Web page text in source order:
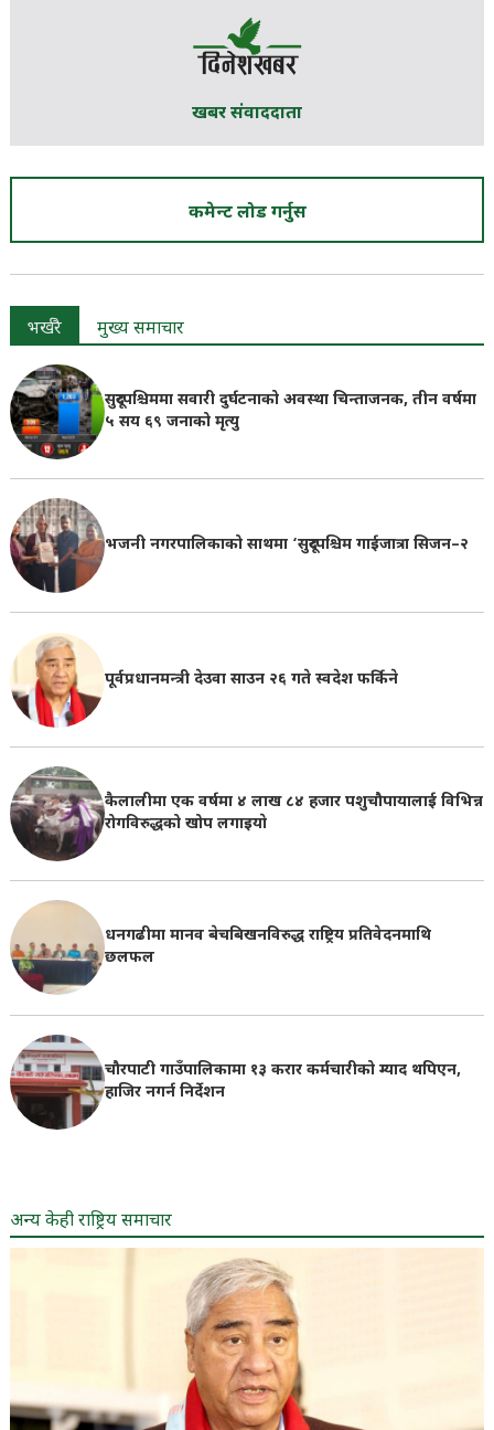
खबर संवाददाता
कमेन्ट लोड गर्नुस
भर्खरै मुख्य समाचार
सुदूरपश्चिममा सवारी दुर्घटनाको अवस्था चिन्ताजनक, तीन वर्षमा
५ सय ६९ जनाको मृत्यु
भजनी नगरपालिकाको साथमा ‘सुदूरपश्चिम गाईजात्रा सिजन–२
पूर्वप्रधानमन्त्री देउवा साउन २६ गते स्वदेश फर्किने
कैलालीमा एक वर्षमा ४ लाख ८४ हजार पशुचौपायालाई विभिन्न
रोगविरुद्धको खोप लगाइयाे
धनगढीमा मानव बेचबिखनविरुद्ध राष्ट्रिय प्रतिवेदनमाथि
छलफल
चौरपाटी गाउँपालिकामा १३ करार कर्मचारीको म्याद थपिएन,
हाजिर नगर्न निर्देशन
अन्य केही राष्ट्रिय समाचार